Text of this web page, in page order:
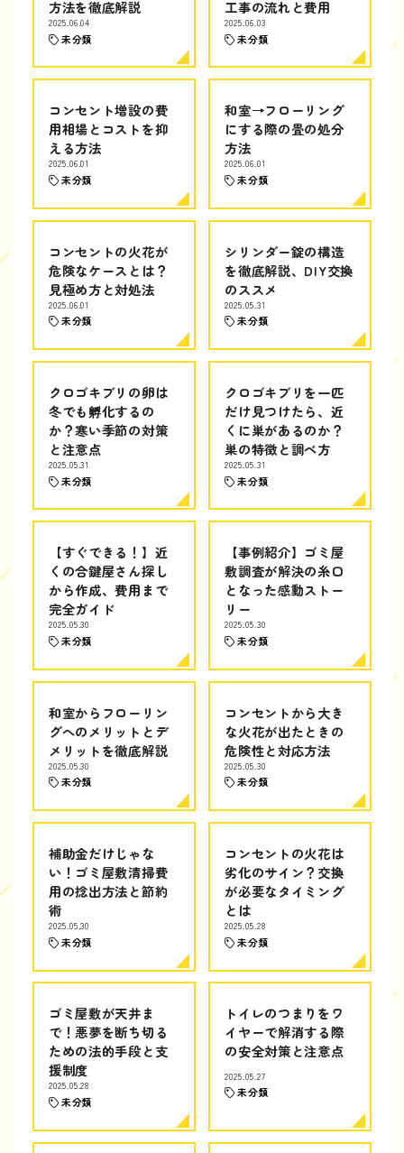
方法を徹底解説
2025.06.04
未分類
工事の流れと費用
2025.06.03
未分類
コンセント増設の費
用相場とコストを抑
える方法
2025.06.01
未分類
和室→フローリング
にする際の畳の処分
方法
2025.06.01
未分類
コンセントの火花が
危険なケースとは？
見極め方と対処法
2025.06.01
未分類
シリンダー錠の構造
を徹底解説、DIY交換
のススメ
2025.05.31
未分類
クロゴキブリの卵は
冬でも孵化するの
か？寒い季節の対策
と注意点
2025.05.31
未分類
クロゴキブリを一匹
だけ見つけたら、近
くに巣があるのか？
巣の特徴と調べ方
2025.05.31
未分類
【すぐできる！】近
くの合鍵屋さん探し
から作成、費用まで
完全ガイド
2025.05.30
未分類
【事例紹介】ゴミ屋
敷調査が解決の糸口
となった感動ストー
リー
2025.05.30
未分類
和室からフローリン
グへのメリットとデ
メリットを徹底解説
2025.05.30
未分類
コンセントから大き
な火花が出たときの
危険性と対応方法
2025.05.30
未分類
補助金だけじゃな
い！ゴミ屋敷清掃費
用の捻出方法と節約
術
2025.05.30
未分類
コンセントの火花は
劣化のサイン？交換
が必要なタイミング
とは
2025.05.28
未分類
ゴミ屋敷が天井ま
で！悪夢を断ち切る
ための法的手段と支
援制度
2025.05.28
未分類
トイレのつまりをワ
イヤーで解消する際
の安全対策と注意点
2025.05.27
未分類